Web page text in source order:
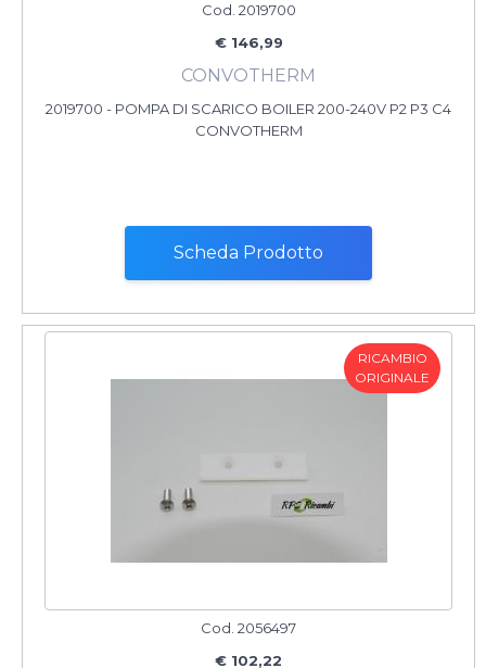
Cod. 2019700
€ 146,99
CONVOTHERM
2019700 - POMPA DI SCARICO BOILER 200-240V P2 P3 C4
CONVOTHERM
Scheda Prodotto
RICAMBIO
ORIGINALE
Cod. 2056497
€ 102,22